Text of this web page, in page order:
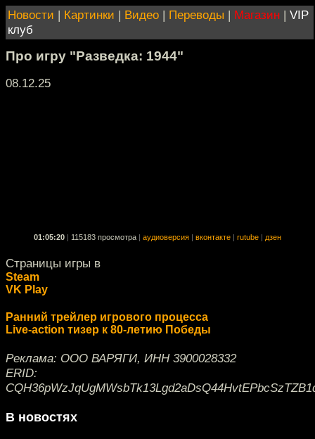
Новости | Картинки | Видео | Переводы | Магазин | VIP
клуб
Про игру "Разведка: 1944"
08.12.25
01:05:20 115183 просмотра аудиоверсия вконтакте rutube дзен
Страницы игры в
Steam
VK Play
Ранний трейлер игрового процесса
Live-action тизер к 80-летию Победы
Реклама: ООО ВАРЯГИ, ИНН 3900028332
ERID:
В новостях